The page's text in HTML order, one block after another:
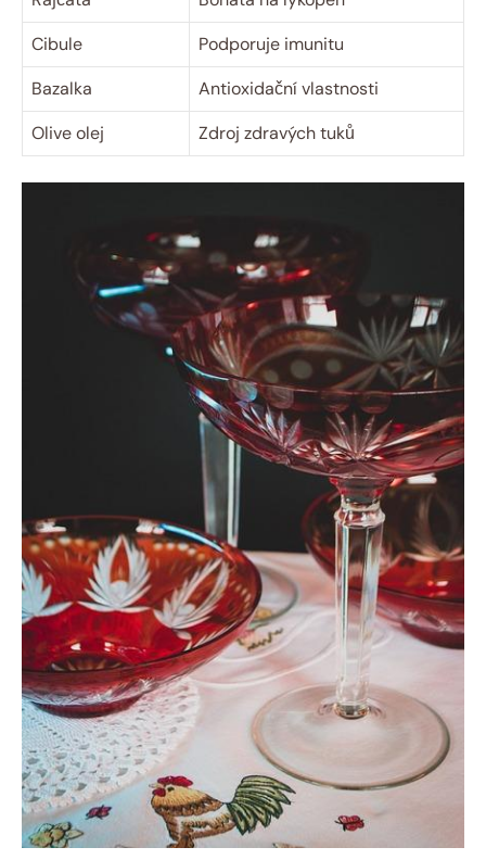
Cibule
Podporuje imunitu
Bazalka
Antioxidační vlastnosti
Olive olej
Zdroj zdravých tuků